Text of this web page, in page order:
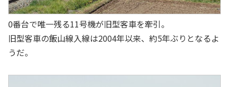
0番台で唯一残る11号機が旧型客車を牽引。
旧型客車の飯山線入線は2004年以来、約5年ぶりとなるよ
うだ。